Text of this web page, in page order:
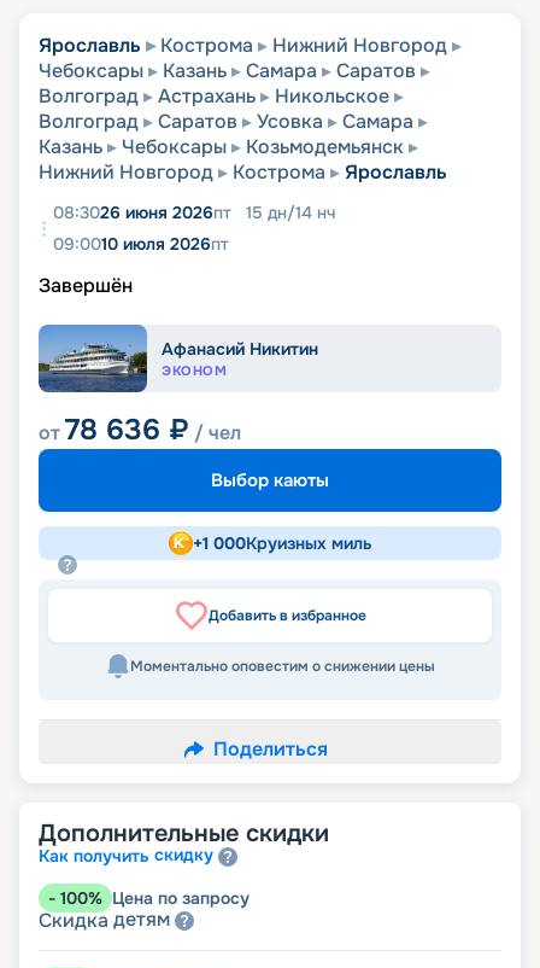
Ярославль Кострома
Нижний Новгород
Чебоксары
Казань Самара
Саратов
Волгоград
Астрахань
Никольское
Волгоград
Саратов Усовка
Самара
Казань
Чебоксары
Козьмодемьянск
Нижний Новгород
Кострома Ярославль
08:3026 июня 2026пт 15 дн/14 нч
09:0010 июля 2026пт
Завершён
Афанасий Никитин
ЭКОНОМ
от78 636 ₽ / чел
Выбор каюты
+1 000Круизных миль
Добавить в избранное
Моментально оповестим о снижении цены
Поделиться
Дополнительные скидки
Как получить скидку
- 100% Цена по запросу
Скидка детям